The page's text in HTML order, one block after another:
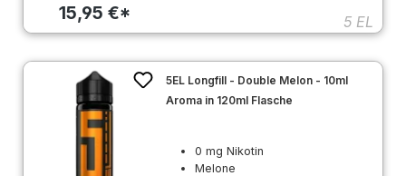
15,95 €* 5 EL
5EL Longfill - Double Melon - 10ml
Aroma in 120ml Flasche
0 mg Nikotin
Melone